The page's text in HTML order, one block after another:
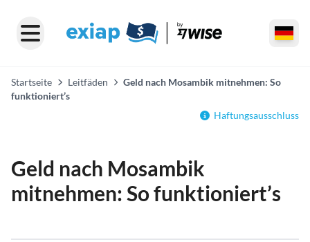
Startseite Leitfäden
Geld nach Mosambik mitnehmen: So
funktioniert’s
Haftungsausschluss
Geld nach Mosambik
mitnehmen: So funktioniert’s